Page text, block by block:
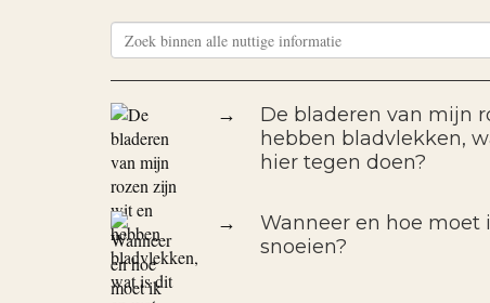
→
De bladeren van mijn
hebben bladvlekken,
hier tegen doen?
→
Wanneer en hoe moet
snoeien?